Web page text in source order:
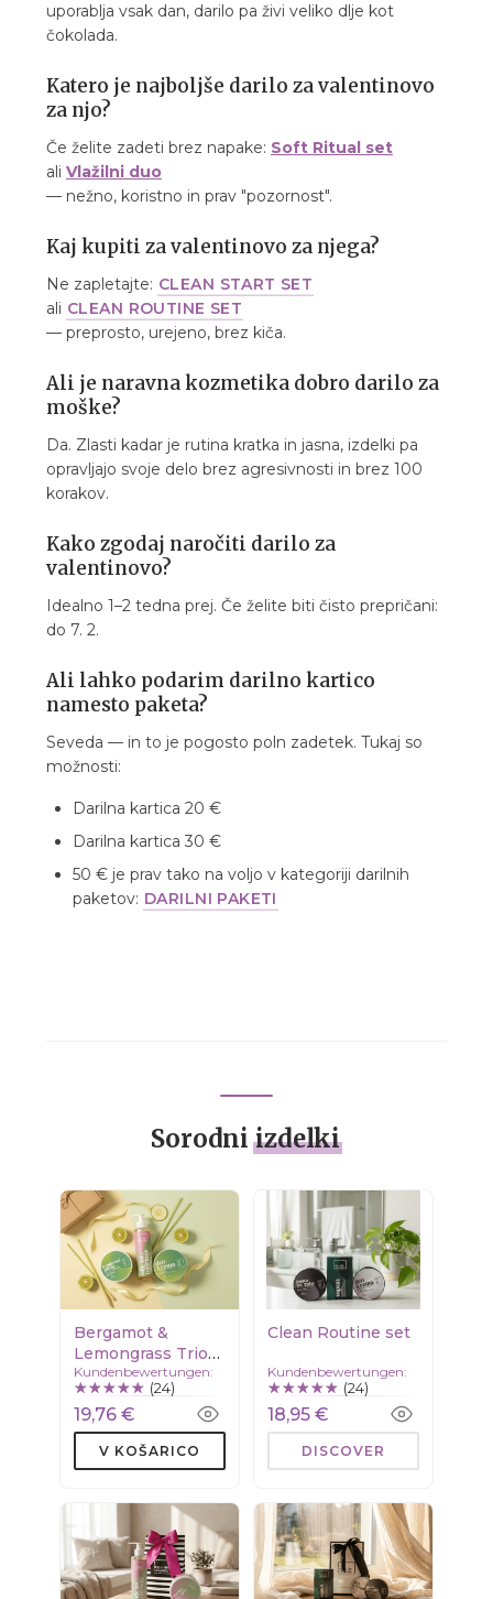
uporablja vsak dan, darilo pa živi veliko dlje kot
čokolada.
Katero je najboljše darilo za valentinovo
za njo?
Če želite zadeti brez napake: Soft Ritual set
ali Vlažilni duo
— nežno, koristno in prav "pozornost".
Kaj kupiti za valentinovo za njega?
Ne zapletajte: CLEAN START SET
ali CLEAN ROUTINE SET
— preprosto, urejeno, brez kiča.
Ali je naravna kozmetika dobro darilo za
moške?
Da. Zlasti kadar je rutina kratka in jasna, izdelki pa
opravljajo svoje delo brez agresivnosti in brez 100
korakov.
Kako zgodaj naročiti darilo za
valentinovo?
Idealno 1–2 tedna prej. Če želite biti čisto prepričani:
do 7. 2.
Ali lahko podarim darilno kartico
namesto paketa?
Seveda — in to je pogosto poln zadetek. Tukaj so
možnosti:
Darilna kartica 20 €
Darilna kartica 30 €
50 € je prav tako na voljo v kategoriji darilnih
paketov: DARILNI PAKETI
Sorodniizdelki
Bergamot &
Lemongrass Trio
2+1GRATIS
Kundenbewertungen:
(24)
19,76 €
V KOŠARICO
Clean Routine set
Kundenbewertungen:
(24)
18,95 €
DISCOVER